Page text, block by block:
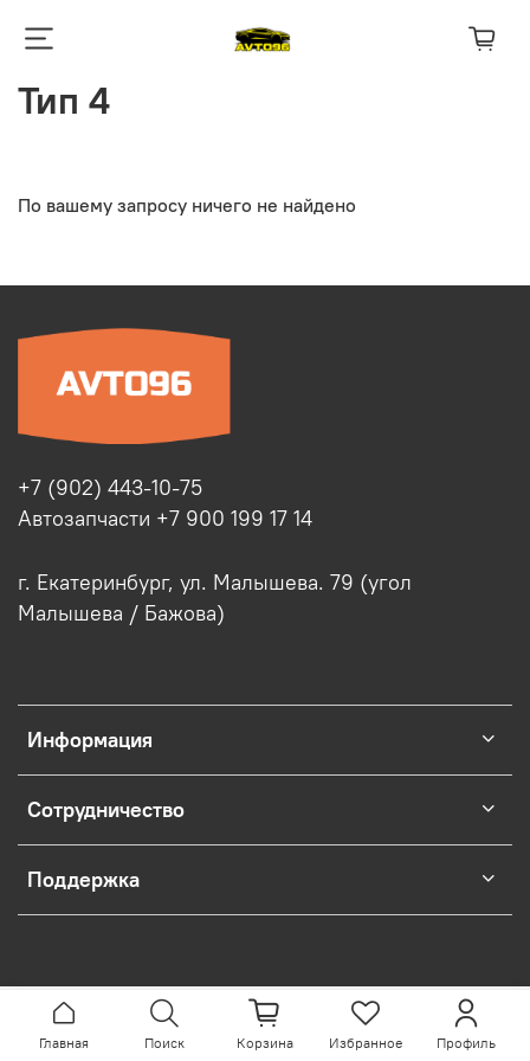
Тип 4
По вашему запросу ничего не найдено
Информация
Сотрудничество
Поддержка
+7 (902) 443-10-75
Автозапчасти +7 900 199 17 14
г. Екатеринбург, ул. Малышева. 79 (угол
Малышева / Бажова)
Главная Поиск Корзина Избранное Профиль